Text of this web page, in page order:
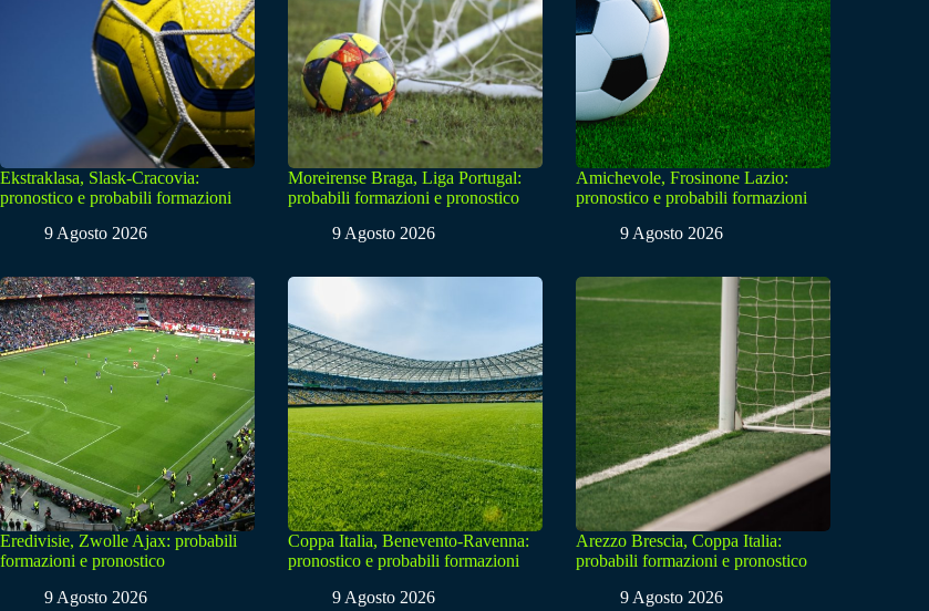
Ekstraklasa, Slask-Cracovia:
pronostico e probabili formazioni
9 Agosto 2026
Moreirense Braga, Liga Portugal:
probabili formazioni e pronostico
9 Agosto 2026
Amichevole, Frosinone Lazio:
pronostico e probabili formazioni
9 Agosto 2026
Eredivisie, Zwolle Ajax: probabili
formazioni e pronostico
9 Agosto 2026
Coppa Italia, Benevento-Ravenna:
pronostico e probabili formazioni
9 Agosto 2026
Arezzo Brescia, Coppa Italia:
probabili formazioni e pronostico
9 Agosto 2026